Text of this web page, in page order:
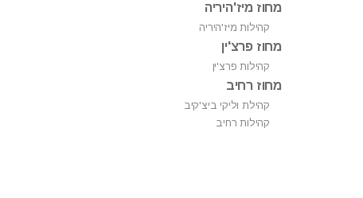
מחוז מיז'היריה
קהילות מיז'היריה
מחוז פרצ'ין
קהילות פרצ'ין
מחוז רחיב
קהילת וליקי ביצ'קיב
קהילות רחיב